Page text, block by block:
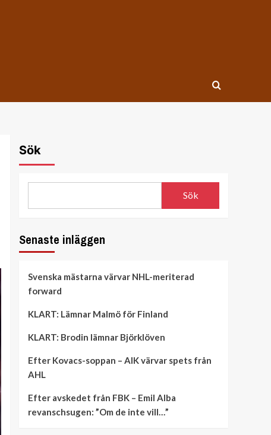
Sök
Sök
Senaste inläggen
Svenska mästarna värvar NHL-meriterad
forward
KLART: Lämnar Malmö för Finland
KLART: Brodin lämnar Björklöven
Efter Kovacs-soppan – AIK värvar spets från
AHL
Efter avskedet från FBK – Emil Alba
revanschsugen: ”Om de inte vill…”